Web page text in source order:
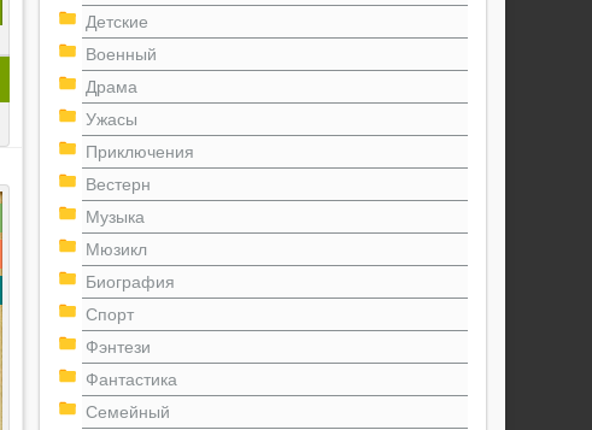
Детские
Военный
Драма
Ужасы
Приключения
Вестерн
Музыка
Мюзикл
Биография
Спорт
Фэнтези
Фантастика
Семейный